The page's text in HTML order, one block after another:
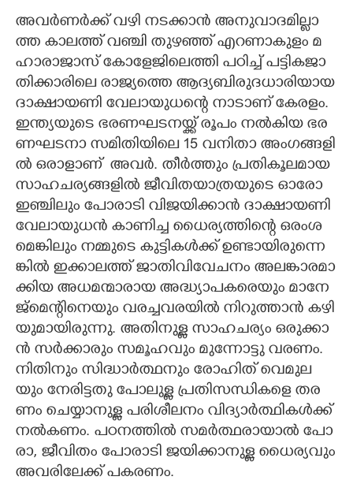
അ​വ​ർ​ണ​ർ​ക്ക് ​വ​ഴി​​​ ​ന​ട​ക്കാ​ൻ​ ​അ​നു​വാ​ദ​മി​​​ല്ലാ​
ത്ത​ ​കാ​ല​ത്ത് ​വ​ഞ്ചി​​​ ​തു​ഴ​ഞ്ഞ് ​എ​റ​ണാ​കു​ളം​ ​മ​
ഹാ​രാ​ജാ​സ് ​കോ​ളേ​ജി​​​ലെ​ത്തി​​​ ​പ​ഠി​​​ച്ച് ​പ​ട്ടി​​​ക​ജാ​
തി​​​ക്കാ​രി​​​ലെ​ ​രാ​ജ്യ​ത്തെ​ ​ആ​ദ്യ​ബി​​​രു​ദ​ധാ​രി​​​യാ​യ​ ​
ദാ​ക്ഷാ​യ​ണി​​​ ​വേ​ലാ​യു​ധ​ന്റെ​ ​നാ​ടാ​ണ് ​കേ​ര​ളം.​ ​
ഇ​ന്ത്യ​യു​ടെ​ ​ഭ​ര​ണ​ഘ​ട​ന​യ്ക്ക് ​രൂ​പം​ ​ന​ൽ​കി​​​യ​ ​ഭ​ര​
ണ​ഘ​ട​നാ​ ​സ​മി​​​തി​​​യി​​​ലെ​ 15​ ​വ​നി​​​താ​ ​അം​ഗ​ങ്ങ​ളി​​​
ൽ​ ​ഒ​രാ​ളാണ് ​ ​അ​വ​ർ.​ ​തീ​ർ​ത്തും​ ​പ്ര​തി​​​കൂ​ല​മാ​യ​ ​
സാ​ഹ​ച​ര്യ​ങ്ങ​ളി​​​ൽ​ ​ജീ​വി​​​ത​യാ​ത്ര​യു​ടെ​ ​ഓ​രോ​ ​
ഇ​ഞ്ചി​​​ലും​ ​പോ​രാ​ടി​​​ ​വി​​​ജ​യി​​​ക്കാ​ൻ​ ​ദാ​ക്ഷാ​യ​ണി​​​ ​
വേ​ലാ​യു​ധ​ൻ​ ​കാ​ണി​​​ച്ച​ ​ധൈ​ര്യ​ത്തി​​​ന്റെ​ ​ഒ​രം​ശ​
മെ​ങ്കി​​​ലും​ ​ന​മ്മു​ടെ​ ​കു​ട്ടി​​​ക​ൾ​ക്ക് ​ഉ​ണ്ടാ​യി​രു​ന്നെ​
ങ്കി​​​ൽ​ ​ഇ​ക്കാ​ല​ത്ത് ​ജാ​തി​​​വി​​​വേ​ച​നം​ ​അ​ല​ങ്കാ​ര​മാ​
ക്കി​​​യ​ ​അ​ധ​മ​ന്മാ​രാ​യ​ ​അ​ദ്ധ്യാ​പ​ക​രെ​യും​ ​മാ​നേ​
ജ്മെ​ന്റി​​​നെ​യും​ ​വ​ര​ച്ച​വ​ര​യി​​​ൽ​ ​നി​​​റു​ത്താ​ൻ​ ​ക​ഴി​​​
യു​മാ​യി​​​രു​ന്നു.​ ​അ​തി​​​നു​ള്ള​ ​സാ​ഹ​ച​ര്യം​ ​ഒ​രു​ക്കാ​
ൻ​ ​സ​ർ​ക്കാ​രും​ ​സ​മൂ​ഹ​വും​ ​മു​ന്നോ​ട്ടു​ ​വ​ര​ണം.
നി​​​തി​​​നും​ ​സി​​​ദ്ധാ​ർ​ത്ഥ​നും​ ​രോ​ഹി​​​ത് ​വെ​മു​ല​
യും​ ​നേ​രി​​​ട്ടതു​ ​പോ​ലു​ള്ള​ ​പ്ര​തി​​​സ​ന്ധി​​​ക​ളെ​ ​ത​ര​
ണം​ ​ചെ​യ്യാ​നു​ള്ള​ ​പ​രി​​​ശീ​ല​നം​ ​വി​​​ദ്യാ​ർ​ത്ഥി​​​ക​ൾ​ക്ക് ​
ന​ൽ​ക​ണം.​ ​പ​ഠ​ന​ത്തി​​​ൽ​ ​സ​മ​ർ​ത്ഥ​രാ​യാ​ൽ​ ​പോ​
രാ​,​ ​ജീ​വി​​​തം​ ​പോ​രാ​ടി​​​ ​ജ​യി​​​ക്കാ​നു​ള്ള​ ​ധൈ​ര്യ​വും​
​അ​വ​രി​​​ലേ​ക്ക് ​പ​ക​ര​ണം.